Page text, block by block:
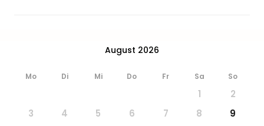
August 2026
Mo Di Mi Do Fr Sa So
1
2
3
4 5 6 7 8
9